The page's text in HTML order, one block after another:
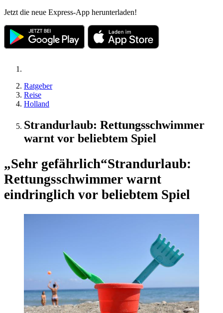
Jetzt die neue Express-App herunterladen!
Ratgeber
Reise
Holland
Strandurlaub: Rettungsschwimmer
warnt vor beliebtem Spiel
„Sehr gefährlich“Strandurlaub:
Rettungsschwimmer warnt
eindringlich vor beliebtem Spiel